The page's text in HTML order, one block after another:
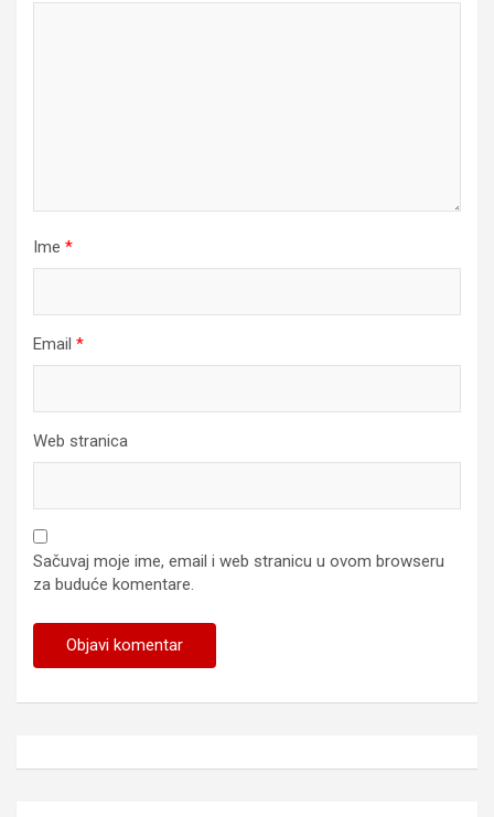
Ime *
Email *
Web stranica
Sačuvaj moje ime, email i web stranicu u ovom browseru
za buduće komentare.